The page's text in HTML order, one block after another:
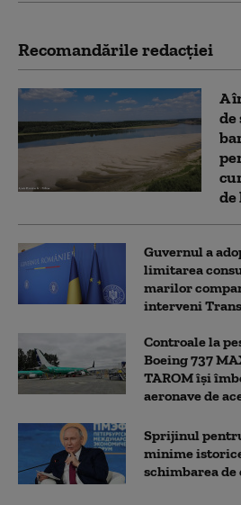
Recomandările redacţiei
A
de
de
Guvernul a
limitarea
marilor
interveni
Controale la
Boeing 737
TAROM își
aeronave de
Sprijinul
minime
schimbarea